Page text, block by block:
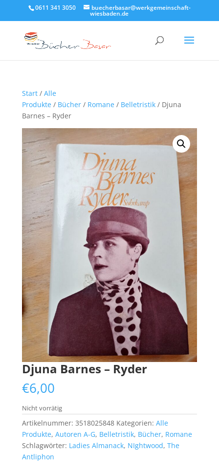
0611 341 3050 buecherbasar@werkgemeinschaft-
wiesbaden.de
Start/ Alle
Produkte/ Bücher/ Romane/ Belletristik/ Djuna
Barnes – Ryder
Djuna Barnes – Ryder
€6,00
Nicht vorrätig
Artikelnummer: 3518025848 Kategorien: Alle
Produkte, Autoren A-G, Belletristik, Bücher, Romane
Schlagwörter: Ladies Almanack, NIghtwood, The
Antliphon